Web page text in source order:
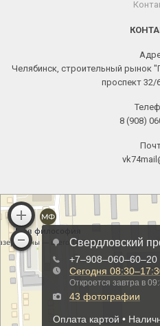
Челябинск, строительный рынок
проспект 32/
8 (908)